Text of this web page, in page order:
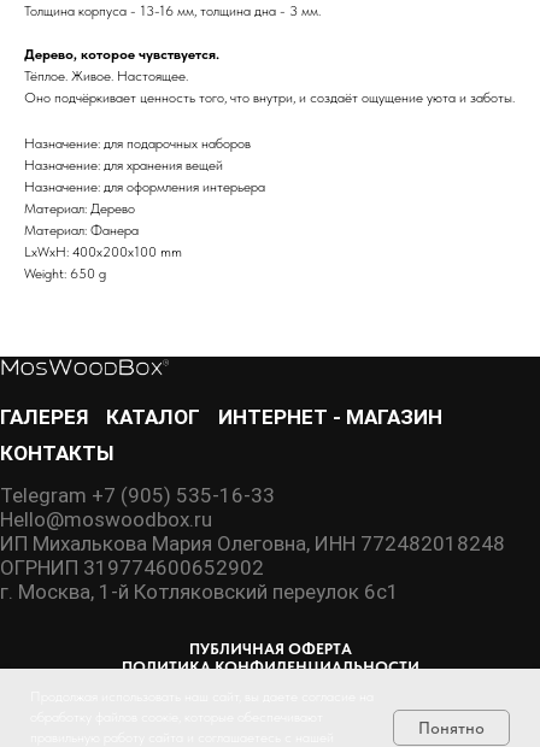
Толщина корпуса - 13-16 мм, толщина дна - 3 мм.
Дерево, которое чувствуется.
Тёплое. Живое. Настоящее.
Оно подчёркивает ценность того, что внутри, и создаёт ощущение уюта и заботы.
Назначение: для подарочных наборов
Назначение: для хранения вещей
Назначение: для оформления интерьера
Материал: Дерево
Материал: Фанера
LxWxH: 400x200x100 mm
Weight: 650 g
Понятно
ГАЛЕРЕЯ КАТАЛОГ
ИНТЕРНЕТ - МАГАЗИН
КОНТАКТЫ
Telegram +7 (905) 535-16-33
Hello@moswoodbox.ru
ИП Михалькова Мария Олеговна, ИНН 772482018248
ОГРНИП 319774600652902
г. Москва, 1-й Котляковский переулок 6с1
ПУБЛИЧНАЯ ОФЕРТА
ПОЛИТИКА КОНФИДЕНЦИАЛЬНОСТИ